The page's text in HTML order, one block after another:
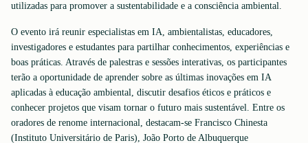
utilizadas para promover a sustentabilidade e a consciência ambiental.
O evento irá reunir especialistas em IA, ambientalistas, educadores,
investigadores e estudantes para partilhar conhecimentos, experiências e
boas práticas. Através de palestras e sessões interativas, os participantes
terão a oportunidade de aprender sobre as últimas inovações em IA
aplicadas à educação ambiental, discutir desafios éticos e práticos e
conhecer projetos que visam tornar o futuro mais sustentável. Entre os
oradores de renome internacional, destacam-se Francisco Chinesta
(Instituto Universitário de Paris), João Porto de Albuquerque